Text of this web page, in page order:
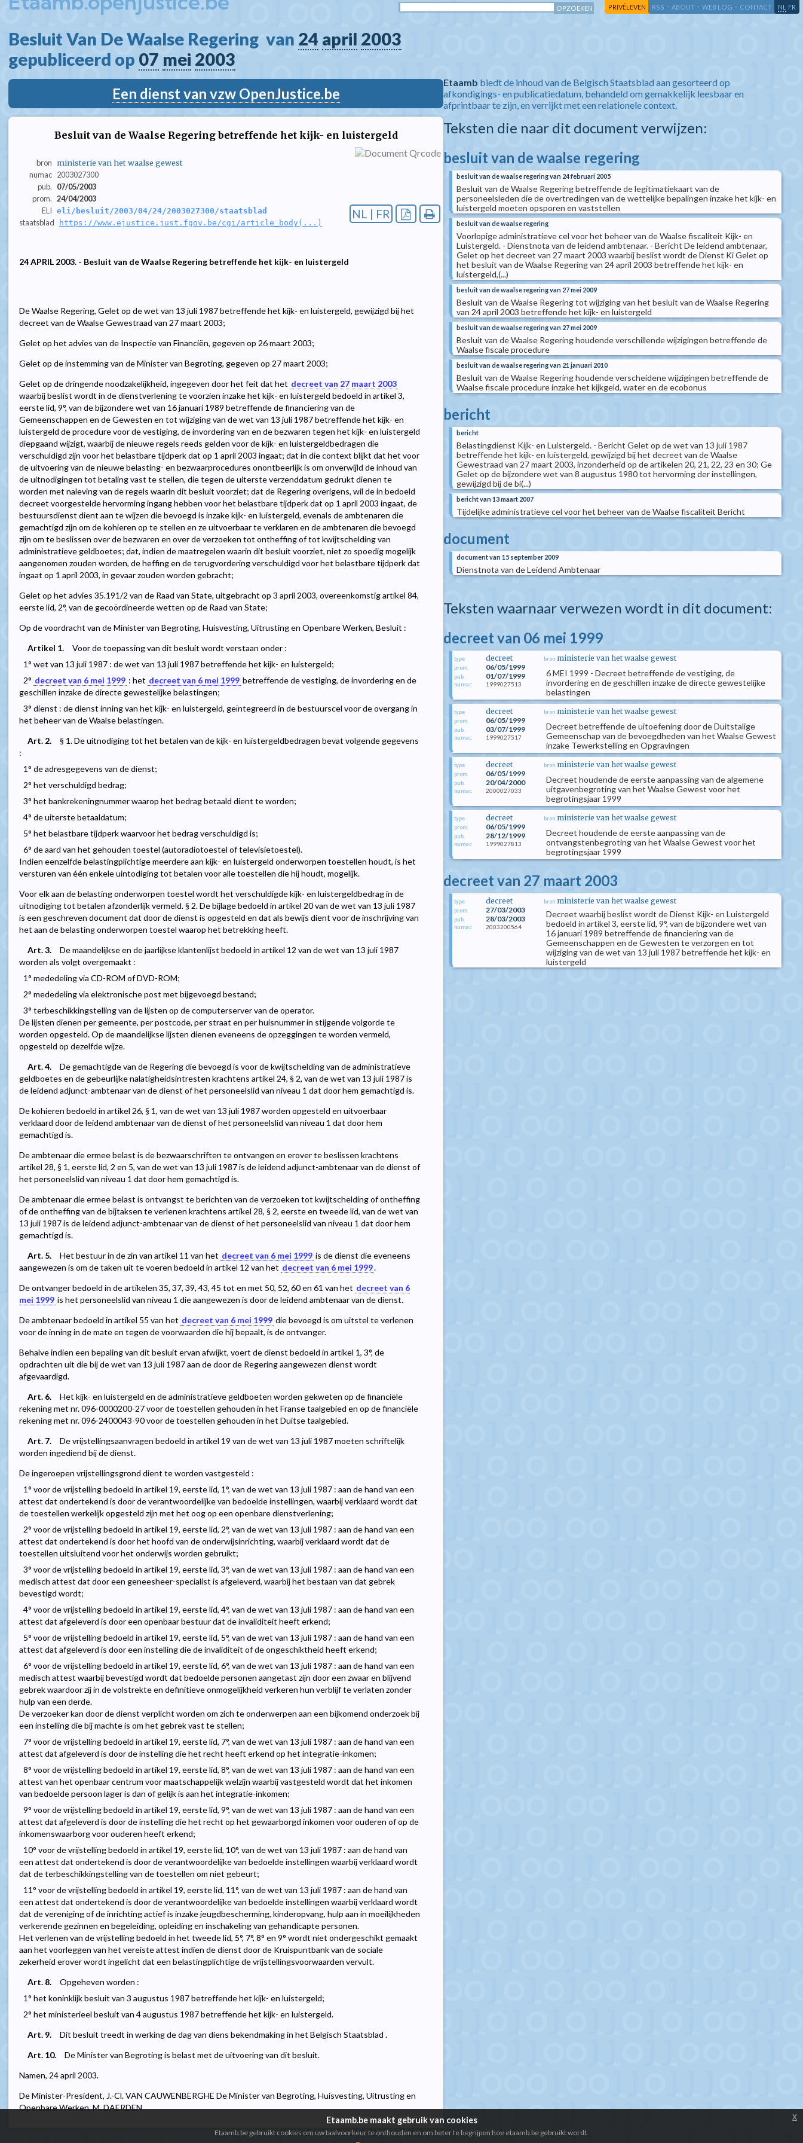
PRIVÉLEVEN RSS - ABOUT - WEB LOG - CONTACT NL FR
Besluit Van De Waalse Regering  van 24 april 2003
gepubliceerd op 07 mei 2003
Een dienst van vzw OpenJustice.be
Besluit van de Waalse Regering betreffende het kijk- en luistergeld
bron ministerie van het waalse gewest
numac 2003027300
pub.
07/05/2003
prom. 24/04/2003
ELI eli/besluit/2003/04/24/2003027300/staatsblad
staatsblad https://www.ejustice.just.fgov.be/cgi/article_body(...)
NL | FR
24 APRIL 2003. - Besluit van de Waalse Regering betreffende het kijk- en luistergeld
De Waalse Regering, Gelet op de wet van 13 juli 1987 betreffende het kijk- en luistergeld, gewijzigd bij het
decreet van de Waalse Gewestraad van 27 maart 2003;
Gelet op het advies van de Inspectie van Financiën, gegeven op 26 maart 2003;
Gelet op de instemming van de Minister van Begroting, gegeven op 27 maart 2003;
Gelet op de dringende noodzakelijkheid, ingegeven door het feit dat het decreet van 27 maart 2003
waarbij beslist wordt in de dienstverlening te voorzien inzake het kijk- en luistergeld bedoeld in artikel 3,
eerste lid, 9°, van de bijzondere wet van 16 januari 1989 betreffende de financiering van de
Gemeenschappen en de Gewesten en tot wijziging van de wet van 13 juli 1987 betreffende het kijk- en
luistergeld de procedure voor de vestiging, de invordering van en de bezwaren tegen het kijk- en luistergeld
diepgaand wijzigt, waarbij de nieuwe regels reeds gelden voor de kijk- en luistergeldbedragen die
verschuldigd zijn voor het belastbare tijdperk dat op 1 april 2003 ingaat; dat in die context blijkt dat het voor
de uitvoering van de nieuwe belasting- en bezwaarprocedures onontbeerlijk is om onverwijld de inhoud van
de uitnodigingen tot betaling vast te stellen, die tegen de uiterste verzenddatum gedrukt dienen te
worden met naleving van de regels waarin dit besluit voorziet; dat de Regering overigens, wil de in bedoeld
decreet voorgestelde hervorming ingang hebben voor het belastbare tijdperk dat op 1 april 2003 ingaat, de
bestuursdienst dient aan te wijzen die bevoegd is inzake kijk- en luistergeld, evenals de ambtenaren die
gemachtigd zijn om de kohieren op te stellen en ze uitvoerbaar te verklaren en de ambtenaren die bevoegd
zijn om te beslissen over de bezwaren en over de verzoeken tot ontheffing of tot kwijtschelding van
administratieve geldboetes; dat, indien de maatregelen waarin dit besluit voorziet, niet zo spoedig mogelijk
aangenomen zouden worden, de heffing en de terugvordering verschuldigd voor het belastbare tijdperk dat
ingaat op 1 april 2003, in gevaar zouden worden gebracht;
Gelet op het advies 35.191/2 van de Raad van State, uitgebracht op 3 april 2003, overeenkomstig artikel 84,
eerste lid, 2°, van de gecoördineerde wetten op de Raad van State;
Op de voordracht van de Minister van Begroting, Huisvesting, Uitrusting en Openbare Werken, Besluit :
Artikel 1.
Voor de toepassing van dit besluit wordt verstaan onder :
1° wet van 13 juli 1987 : de wet van 13 juli 1987 betreffende het kijk- en luistergeld;
2° decreet van 6 mei 1999 : het decreet van 6 mei 1999 betreffende de vestiging, de invordering en de
geschillen inzake de directe gewestelijke belastingen;
3° dienst : de dienst inning van het kijk- en luistergeld, geïntegreerd in de bestuurscel voor de overgang in
het beheer van de Waalse belastingen.
Art. 2.
§ 1. De uitnodiging tot het betalen van de kijk- en luistergeldbedragen bevat volgende gegevens
:
1° de adresgegevens van de dienst;
2° het verschuldigd bedrag;
3° het bankrekeningnummer waarop het bedrag betaald dient te worden;
4° de uiterste betaaldatum;
5° het belastbare tijdperk waarvoor het bedrag verschuldigd is;
6° de aard van het gehouden toestel (autoradiotoestel of televisietoestel).
Indien eenzelfde belastingplichtige meerdere aan kijk- en luistergeld onderworpen toestellen houdt, is het
versturen van één enkele uintodiging tot betalen voor alle toestellen die hij houdt, mogelijk.
Voor elk aan de belasting onderworpen toestel wordt het verschuldigde kijk- en luistergeldbedrag in de
uitnodiging tot betalen afzonderlijk vermeld. § 2. De bijlage bedoeld in artikel 20 van de wet van 13 juli 1987
is een geschreven document dat door de dienst is opgesteld en dat als bewijs dient voor de inschrijving van
het aan de belasting onderworpen toestel waarop het betrekking heeft.
Art. 3.
De maandelijkse en de jaarlijkse klantenlijst bedoeld in artikel 12 van de wet van 13 juli 1987
worden als volgt overgemaakt :
1° mededeling via CD-ROM of DVD-ROM;
2° mededeling via elektronische post met bijgevoegd bestand;
3° terbeschikkingstelling van de lijsten op de computerserver van de operator.
De lijsten dienen per gemeente, per postcode, per straat en per huisnummer in stijgende volgorde te
worden opgesteld. Op de maandelijkse lijsten dienen eveneens de opzeggingen te worden vermeld,
opgesteld op dezelfde wijze.
Art. 4.
De gemachtigde van de Regering die bevoegd is voor de kwijtschelding van de administratieve
geldboetes en de gebeurlijke nalatigheidsintresten krachtens artikel 24, § 2, van de wet van 13 juli 1987 is
de leidend adjunct-ambtenaar van de dienst of het personeelslid van niveau 1 dat door hem gemachtigd is.
De kohieren bedoeld in artikel 26, § 1, van de wet van 13 juli 1987 worden opgesteld en uitvoerbaar
verklaard door de leidend ambtenaar van de dienst of het personeelslid van niveau 1 dat door hem
gemachtigd is.
De ambtenaar die ermee belast is de bezwaarschriften te ontvangen en erover te beslissen krachtens
artikel 28, § 1, eerste lid, 2 en 5, van de wet van 13 juli 1987 is de leidend adjunct-ambtenaar van de dienst of
het personeelslid van niveau 1 dat door hem gemachtigd is.
De ambtenaar die ermee belast is ontvangst te berichten van de verzoeken tot kwijtschelding of ontheffing
of de ontheffing van de bijtaksen te verlenen krachtens artikel 28, § 2, eerste en tweede lid, van de wet van
13 juli 1987 is de leidend adjunct-ambtenaar van de dienst of het personeelslid van niveau 1 dat door hem
gemachtigd is.
Art. 5.
Het bestuur in de zin van artikel 11 van het decreet van 6 mei 1999 is de dienst die eveneens
aangewezen is om de taken uit te voeren bedoeld in artikel 12 van het decreet van 6 mei 1999.
De ontvanger bedoeld in de artikelen 35, 37, 39, 43, 45 tot en met 50, 52, 60 en 61 van het decreet van 6
mei 1999 is het personeelslid van niveau 1 die aangewezen is door de leidend ambtenaar van de dienst.
De ambtenaar bedoeld in artikel 55 van het decreet van 6 mei 1999 die bevoegd is om uitstel te verlenen
voor de inning in de mate en tegen de voorwaarden die hij bepaalt, is de ontvanger.
Behalve indien een bepaling van dit besluit ervan afwijkt, voert de dienst bedoeld in artikel 1, 3°, de
opdrachten uit die bij de wet van 13 juli 1987 aan de door de Regering aangewezen dienst wordt
afgevaardigd.
Art. 6.
Het kijk- en luistergeld en de administratieve geldboeten worden gekweten op de financiële
rekening met nr. 096-0000200-27 voor de toestellen gehouden in het Franse taalgebied en op de financiële
rekening met nr. 096-2400043-90 voor de toestellen gehouden in het Duitse taalgebied.
Art. 7.
De vrijstellingsaanvragen bedoeld in artikel 19 van de wet van 13 juli 1987 moeten schriftelijk
worden ingediend bij de dienst.
De ingeroepen vrijstellingsgrond dient te worden vastgesteld :
1° voor de vrijstelling bedoeld in artikel 19, eerste lid, 1°, van de wet van 13 juli 1987 : aan de hand van een
attest dat ondertekend is door de verantwoordelijke van bedoelde instellingen, waarbij verklaard wordt dat
de toestellen werkelijk opgesteld zijn met het oog op een openbare dienstverlening;
2° voor de vrijstelling bedoeld in artikel 19, eerste lid, 2°, van de wet van 13 juli 1987 : aan de hand van een
attest dat ondertekend is door het hoofd van de onderwijsinrichting, waarbij verklaard wordt dat de
toestellen uitsluitend voor het onderwijs worden gebruikt;
3° voor de vrijstelling bedoeld in artikel 19, eerste lid, 3°, van de wet van 13 juli 1987 : aan de hand van een
medisch attest dat door een geneesheer-specialist is afgeleverd, waarbij het bestaan van dat gebrek
bevestigd wordt;
4° voor de vrijstelling bedoeld in artikel 19, eerste lid, 4°, van de wet van 13 juli 1987 : aan de hand van een
attest dat afgeleverd is door een openbaar bestuur dat de invaliditeit heeft erkend;
5° voor de vrijstelling bedoeld in artikel 19, eerste lid, 5°, van de wet van 13 juli 1987 : aan de hand van een
attest dat afgeleverd is door een instelling die de invaliditeit of de ongeschiktheid heeft erkend;
6° voor de vrijstelling bedoeld in artikel 19, eerste lid, 6°, van de wet van 13 juli 1987 : aan de hand van een
medisch attest waarbij bevestigd wordt dat bedoelde personen aangetast zijn door een zwaar en blijvend
gebrek waardoor zij in de volstrekte en definitieve onmogelijkheid verkeren hun verblijf te verlaten zonder
hulp van een derde.
De verzoeker kan door de dienst verplicht worden om zich te onderwerpen aan een bijkomend onderzoek bij
een instelling die bij machte is om het gebrek vast te stellen;
7° voor de vrijstelling bedoeld in artikel 19, eerste lid, 7°, van de wet van 13 juli 1987 : aan de hand van een
attest dat afgeleverd is door de instelling die het recht heeft erkend op het integratie-inkomen;
8° voor de vrijstelling bedoeld in artikel 19, eerste lid, 8°, van de wet van 13 juli 1987 : aan de hand van een
attest van het openbaar centrum voor maatschappelijk welzijn waarbij vastgesteld wordt dat het inkomen
van bedoelde persoon lager is dan of gelijk is aan het integratie-inkomen;
9° voor de vrijstelling bedoeld in artikel 19, eerste lid, 9°, van de wet van 13 juli 1987 : aan de hand van een
attest dat afgeleverd is door de instelling die het recht op het gewaarborgd inkomen voor ouderen of op de
inkomenswaarborg voor ouderen heeft erkend;
10° voor de vrijstelling bedoeld in artikel 19, eerste lid, 10°, van de wet van 13 juli 1987 : aan de hand van
een attest dat ondertekend is door de verantwoordelijke van bedoelde instellingen waarbij verklaard wordt
dat de terbeschikkingstelling van de toestellen om niet gebeurt;
11° voor de vrijstelling bedoeld in artikel 19, eerste lid, 11°, van de wet van 13 juli 1987 : aan de hand van
een attest dat ondertekend is door de verantwoordelijke van bedoelde instellingen waarbij verklaard wordt
dat de vereniging of de inrichting actief is inzake jeugdbescherming, kinderopvang, hulp aan in moeilijkheden
verkerende gezinnen en begeleiding, opleiding en inschakeling van gehandicapte personen.
Het verlenen van de vrijstelling bedoeld in het tweede lid, 5°, 7°, 8° en 9° wordt niet ondergeschikt gemaakt
aan het voorleggen van het vereiste attest indien de dienst door de Kruispuntbank van de sociale
zekerheid erover wordt ingelicht dat een belastingplichtige de vrijstellingsvoorwaarden vervult.
Art. 8.
Opgeheven worden :
1° het koninklijk besluit van 3 augustus 1987 betreffende het kijk- en luistergeld;
2° het ministerieel besluit van 4 augustus 1987 betreffende het kijk- en luistergeld.
Art. 9.
Dit besluit treedt in werking de dag van diens bekendmaking in het Belgisch Staatsblad .
Art. 10.
De Minister van Begroting is belast met de uitvoering van dit besluit.
Namen, 24 april 2003.
De Minister-President, J.-Cl. VAN CAUWENBERGHE De Minister van Begroting, Huisvesting, Uitrusting en
Openbare Werken, M. DAERDEN
Etaamb biedt de inhoud van de Belgisch Staatsblad aan gesorteerd op
afkondigings- en publicatiedatum, behandeld om gemakkelijk leesbaar en
afprintbaar te zijn, en verrijkt met een relationele context.
Teksten die naar dit document verwijzen:
besluit van de waalse regering
besluit van de waalse regering van 24 februari 2005
Besluit van de Waalse Regering betreffende de legitimatiekaart van de
personeelsleden die de overtredingen van de wettelijke bepalingen inzake het kijk- en
luistergeld moeten opsporen en vaststellen
besluit van de waalse regering
Voorlopige administratieve cel voor het beheer van de Waalse fiscaliteit Kijk- en
Luistergeld. - Dienstnota van de leidend ambtenaar. - Bericht De leidend ambtenaar,
Gelet op het decreet van 27 maart 2003 waarbij beslist wordt de Dienst Ki Gelet op
het besluit van de Waalse Regering van 24 april 2003 betreffende het kijk- en
luistergeld,(...)
besluit van de waalse regering van 27 mei 2009
Besluit van de Waalse Regering tot wijziging van het besluit van de Waalse Regering
van 24 april 2003 betreffende het kijk- en luistergeld
besluit van de waalse regering van 27 mei 2009
Besluit van de Waalse Regering houdende verschillende wijzigingen betreffende de
Waalse fiscale procedure
besluit van de waalse regering van 21 januari 2010
Besluit van de Waalse Regering houdende verscheidene wijzigingen betreffende de
Waalse fiscale procedure inzake het kijkgeld, water en de ecobonus
bericht
bericht
Belastingdienst Kijk- en Luistergeld. - Bericht Gelet op de wet van 13 juli 1987
betreffende het kijk- en luistergeld, gewijzigd bij het decreet van de Waalse
Gewestraad van 27 maart 2003, inzonderheid op de artikelen 20, 21, 22, 23 en 30; Ge
Gelet op de bijzondere wet van 8 augustus 1980 tot hervorming der instellingen,
gewijzigd bij de bi(...)
bericht van 13 maart 2007
Tijdelijke administratieve cel voor het beheer van de Waalse fiscaliteit Bericht
document
document van 15 september 2009
Dienstnota van de Leidend Ambtenaar
Teksten waarnaar verwezen wordt in dit document:
decreet van 06 mei 1999
type decreet
prom. 06/05/1999
pub. 01/07/1999
numac 1999027513
bron ministerie van het waalse gewest
6 MEI 1999 - Decreet betreffende de vestiging, de
invordering en de geschillen inzake de directe gewestelijke
belastingen
type decreet
prom. 06/05/1999
pub. 03/07/1999
numac 1999027517
bron ministerie van het waalse gewest
Decreet betreffende de uitoefening door de Duitstalige
Gemeenschap van de bevoegdheden van het Waalse Gewest
inzake Tewerkstelling en Opgravingen
type decreet
prom. 06/05/1999
pub. 20/04/2000
numac 2000027033
bron ministerie van het waalse gewest
Decreet houdende de eerste aanpassing van de algemene
uitgavenbegroting van het Waalse Gewest voor het
begrotingsjaar 1999
type decreet
prom. 06/05/1999
pub. 28/12/1999
numac 1999027813
bron ministerie van het waalse gewest
Decreet houdende de eerste aanpassing van de
ontvangstenbegroting van het Waalse Gewest voor het
begrotingsjaar 1999
decreet van 27 maart 2003
type decreet
prom. 27/03/2003
pub. 28/03/2003
numac 2003200564
bron ministerie van het waalse gewest
Decreet waarbij beslist wordt de Dienst Kijk- en Luistergeld
bedoeld in artikel 3, eerste lid, 9°, van de bijzondere wet van
16 januari 1989 betreffende de financiering van de
Gemeenschappen en de Gewesten te verzorgen en tot
wijziging van de wet van 13 juli 1987 betreffende het kijk- en
luistergeld
Etaamb.be maakt gebruik van cookies
Etaamb.be gebruikt cookies om uw taalvoorkeur te onthouden en om beter te begrijpen hoe etaamb.be gebruikt wordt.
x